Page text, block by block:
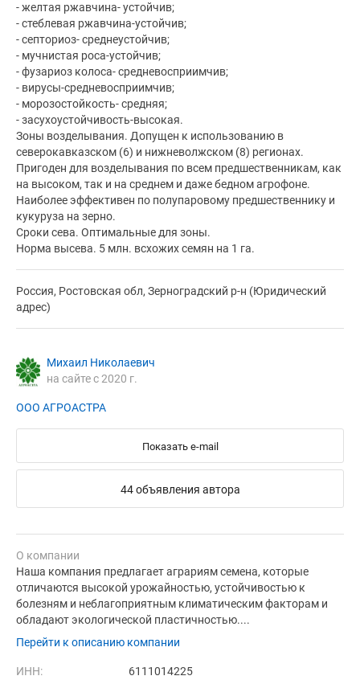
- желтая ржавчина- устойчив;
- стеблевая ржавчина-устойчив;
- септориоз- среднеустойчив;
- мучнистая роса-устойчив;
- фузариоз колоса- средневосприимчив;
- вирусы-средневосприимчив;
- морозостойкость- средняя;
- засухоустойчивость-высокая.
Зоны возделывания. Допущен к использованию в
северокавказском (6) и нижневолжском (8) регионах.
Пригоден для возделывания по всем предшественникам, как
на высоком, так и на среднем и даже бедном агрофоне.
Наиболее эффективен по полупаровому предшественнику и
кукуруза на зерно.
Сроки сева. Оптимальные для зоны.
Норма высева. 5 млн. всхожих семян на 1 га.
Россия, Ростовская обл, Зерноградский р-н (Юридический
адрес)
Михаил Николаевич
на сайте с 2020 г.
ООО АГРОАСТРА
Показать e-mail
44 объявления автора
О компании
Наша компания предлагает аграриям семена, которые
отличаются высокой урожайностью, устойчивостью к
болезням и неблагоприятным климатическим факторам и
обладают экологической пластичностью....
Перейти к описанию компании
ИНН: 6111014225